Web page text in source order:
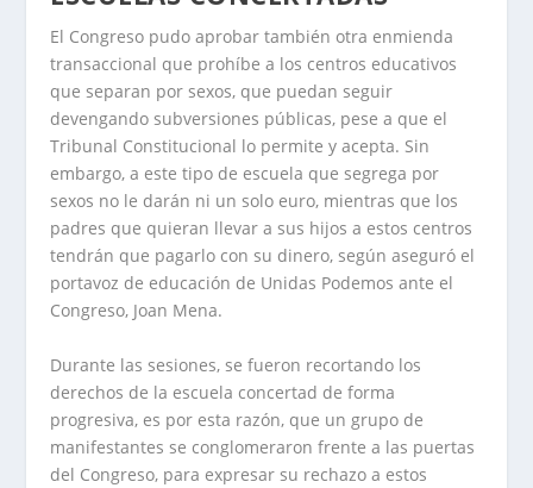
El Congreso pudo aprobar también otra enmienda
transaccional que prohíbe a los centros educativos
que separan por sexos, que puedan seguir
devengando subversiones públicas, pese a que el
Tribunal Constitucional lo permite y acepta. Sin
embargo, a este tipo de escuela que segrega por
sexos no le darán ni un solo euro, mientras que los
padres que quieran llevar a sus hijos a estos centros
tendrán que pagarlo con su dinero, según aseguró el
portavoz de educación de Unidas Podemos ante el
Congreso, Joan Mena.
Durante las sesiones, se fueron recortando los
derechos de la escuela concertad de forma
progresiva, es por esta razón, que un grupo de
manifestantes se conglomeraron frente a las puertas
del Congreso, para expresar su rechazo a estos